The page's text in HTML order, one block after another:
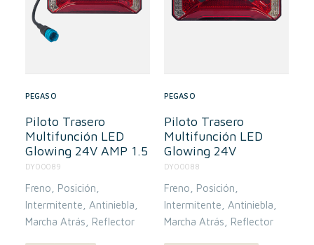
PEGASO
Piloto Trasero
Multifunción LED
Glowing 24V AMP 1.5
DY00089
Freno
Posición
Intermitente
Antiniebla
Marcha Atrás
Reflector
PEGASO
Piloto Trasero
Multifunción LED
Glowing 24V
DY00088
Freno
Posición
Intermitente
Antiniebla
Marcha Atrás
Reflector